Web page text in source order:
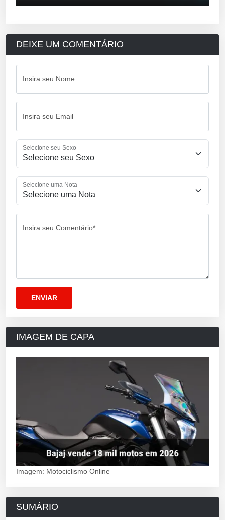
DEIXE UM COMENTÁRIO
Insira seu Nome
Insira seu Email
Selecione seu Sexo
Selecione uma Nota
Insira seu Comentário*
IMAGEM DE CAPA
Imagem: Motociclismo Online
SUMÁRIO